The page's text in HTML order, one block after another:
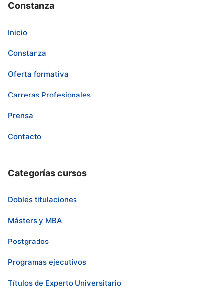
Constanza
Inicio
Constanza
Oferta formativa
Carreras Profesionales
Prensa
Contacto
Categorías cursos
Dobles titulaciones
Másters y MBA
Postgrados
Programas ejecutivos
Títulos de Experto Universitario